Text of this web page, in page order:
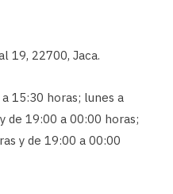
19, 22700, Jaca.
15:30 horas; lunes a
de 19:00 a 00:00 horas;
y de 19:00 a 00:00